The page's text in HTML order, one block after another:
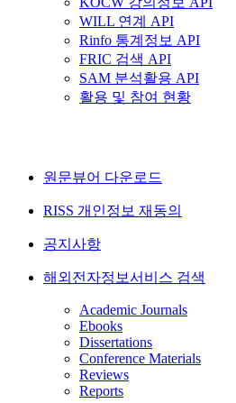
WILL 연계 API
Rinfo 통계정보 API
FRIC 검색 API
SAM 분석활용 API
활용 및 참여 현황
원문뷰어 다운로드
RISS 개인정보 재동의
공지사항
해외전자정보서비스 검색
Academic Journals
Ebooks
Dissertations
Conference Materials
Reviews
Reports